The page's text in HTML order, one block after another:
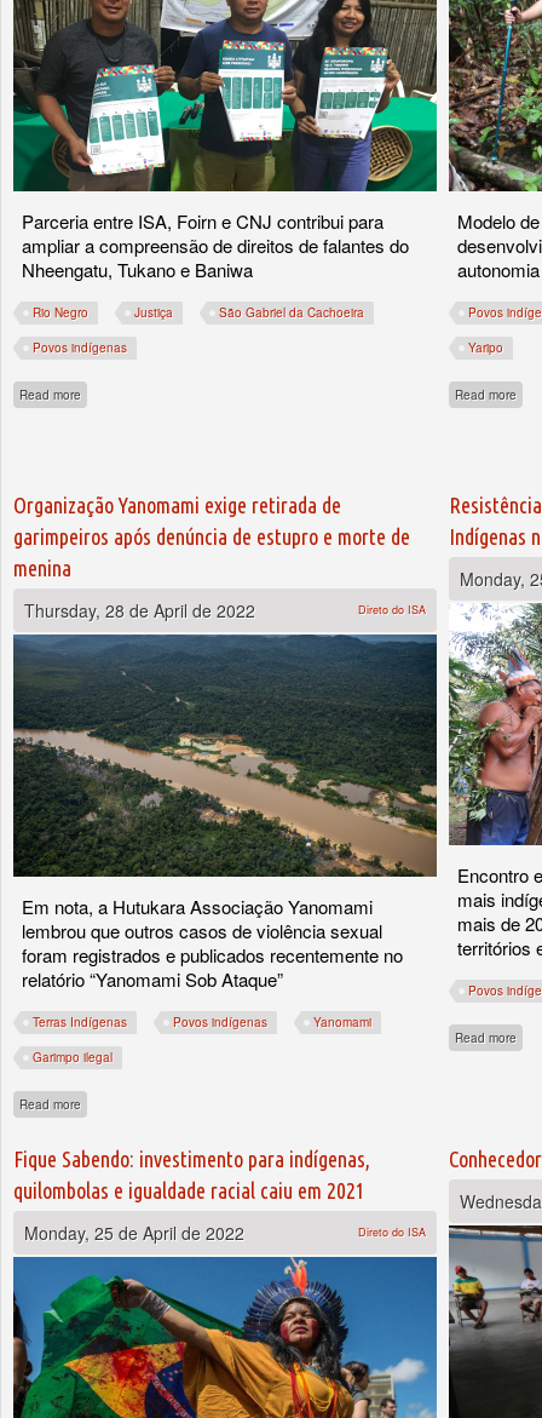
Parceria entre ISA, Foirn e CNJ contribui para
ampliar a compreensão de direitos de falantes do
Nheengatu, Tukano e Baniwa
Rio Negro Justiça São Gabriel da Cachoeira
Povos indígenas
Read more about Traduções de indígenas do Rio Negro facilitam acesso à Justiça
Modelo
Povos
Yaripo
Read more
Organização Yanomami exige retirada de
garimpeiros após denúncia de estupro e morte de
menina
Thursday, 28 de April de 2022
Direto do ISA
Em nota, a Hutukara Associação Yanomami
lembrou que outros casos de violência sexual
foram registrados e publicados recentemente no
relatório “Yanomami Sob Ataque”
Terras Indígenas Povos indígenas Yanomami
Garimpo ilegal
Read more
Indígenas
Monday,
Encontro
mais
mais de
territórios
Povos
Read more
Fique Sabendo: investimento para indígenas,
quilombolas e igualdade racial caiu em 2021
Monday, 25 de April de 2022
Direto do ISA